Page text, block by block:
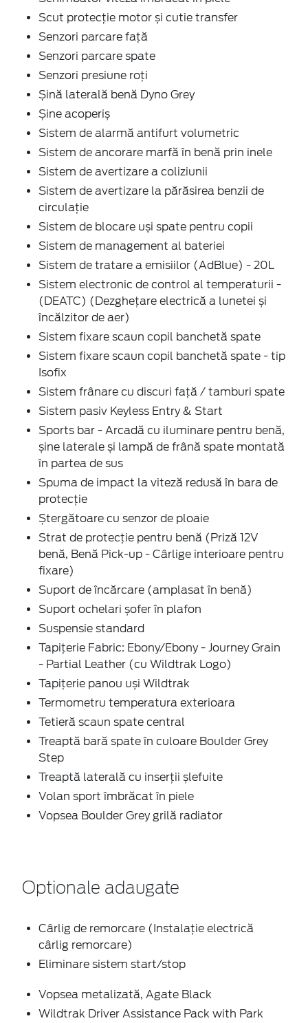
Scut protecție motor și cutie transfer
Senzori parcare față
Senzori parcare spate
Senzori presiune roți
Șină laterală benă Dyno Grey
Șine acoperiș
Sistem de alarmă antifurt volumetric
Sistem de ancorare marfă în benă prin inele
Sistem de avertizare a coliziunii
Sistem de avertizare la părăsirea benzii de
circulație
Sistem de blocare uși spate pentru copii
Sistem de management al bateriei
Sistem de tratare a emisiilor (AdBlue) - 20L
Sistem electronic de control al temperaturii -
(DEATC) (Dezghețare electrică a lunetei și
încălzitor de aer)
Sistem fixare scaun copil banchetă spate
Sistem fixare scaun copil banchetă spate - tip
Isofix
Sistem frânare cu discuri față / tamburi spate
Sistem pasiv Keyless Entry & Start
Sports bar - Arcadă cu iluminare pentru benă,
șine laterale și lampă de frână spate montată
în partea de sus
Spuma de impact la viteză redusă în bara de
protecție
Ștergătoare cu senzor de ploaie
Strat de protecție pentru benă (Priză 12V
benă, Benă Pick-up - Cârlige interioare pentru
fixare)
Suport de încărcare (amplasat în benă)
Suport ochelari șofer în plafon
Suspensie standard
Tapițerie Fabric: Ebony/Ebony - Journey Grain
- Partial Leather (cu Wildtrak Logo)
Tapițerie panou uși Wildtrak
Termometru temperatura exterioara
Tetieră scaun spate central
Treaptă bară spate în culoare Boulder Grey
Step
Treaptă laterală cu inserții șlefuite
Volan sport îmbrăcat în piele
Vopsea Boulder Grey grilă radiator
Optionale adaugate
Cârlig de remorcare (Instalație electrică
cârlig remorcare)
Eliminare sistem start/stop
Vopsea metalizată, Agate Black
Wildtrak Driver Assistance Pack with Park